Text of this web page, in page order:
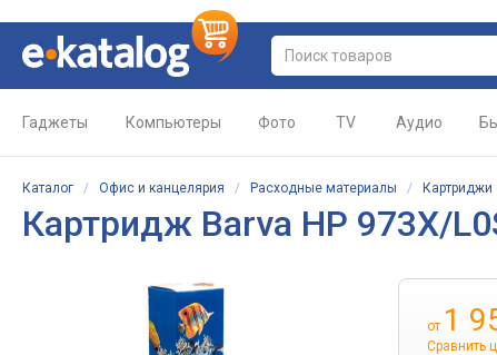
Гаджеты Компьютеры Фото TV Аудио
Каталог / Офис и канцелярия / Расходные материалы / Картриджи
Картридж Barva HP 973X/
от 1
Сравнить